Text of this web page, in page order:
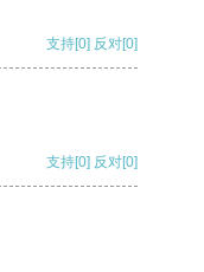
支持[0] 反对[0]
支持[0] 反对[0]